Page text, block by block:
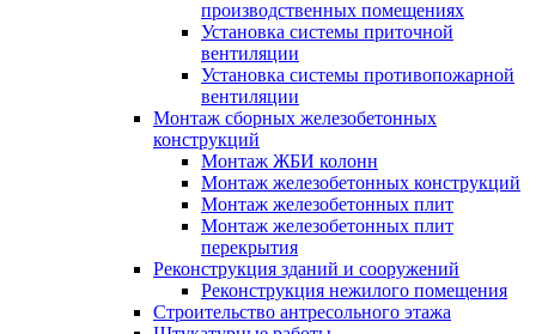
производственных помещениях
Установка системы приточной
вентиляции
Установка системы противопожарной
вентиляции
Монтаж сборных железобетонных
конструкций
Монтаж ЖБИ колонн
Монтаж железобетонных конструкций
Монтаж железобетонных плит
Монтаж железобетонных плит
перекрытия
Реконструкция зданий и сооружений
Реконструкция нежилого помещения
Строительство антресольного этажа